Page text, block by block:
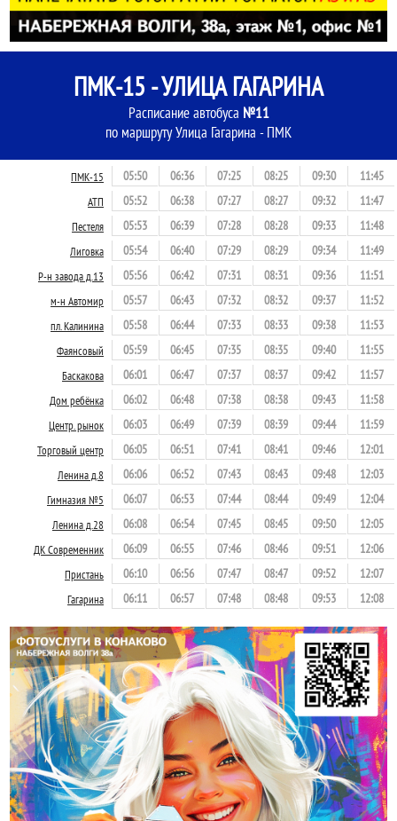
ПМК-15 - УЛИЦА ГАГАРИНА
Расписание автобуса №11
по маршруту Улица Гагарина - ПМК
ПМК-15 05:50 06:36 07:25 08:25 09:30 11:45
АТП 05:52 06:38 07:27 08:27 09:32 11:47
Пестеля 05:53 06:39 07:28 08:28 09:33 11:48
Лиговка 05:54 06:40 07:29 08:29 09:34 11:49
Р-н завода д.13 05:56 06:42 07:31 08:31 09:36 11:51
м-н Автомир 05:57 06:43 07:32 08:32 09:37 11:52
пл. Калинина 05:58 06:44 07:33 08:33 09:38 11:53
Фаянсовый 05:59 06:45 07:35 08:35 09:40 11:55
Баскакова 06:01 06:47 07:37 08:37 09:42 11:57
Дом ребёнка 06:02 06:48 07:38 08:38 09:43 11:58
Центр. рынок 06:03 06:49 07:39 08:39 09:44 11:59
Торговый центр 06:05 06:51 07:41 08:41 09:46 12:01
Ленина д.8 06:06 06:52 07:43 08:43 09:48 12:03
Гимназия №5 06:07 06:53 07:44 08:44 09:49 12:04
Ленина д.28 06:08 06:54 07:45 08:45 09:50 12:05
ДК Современник 06:09 06:55 07:46 08:46 09:51 12:06
Пристань 06:10 06:56 07:47 08:47 09:52 12:07
Гагарина 06:11 06:57 07:48 08:48 09:53 12:08